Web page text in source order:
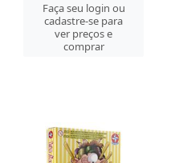
Faça seu login ou
cadastre-se para
ver preços e
comprar